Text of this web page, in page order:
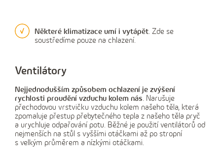
Některé klimatizace umí i vytápět. Zde se
soustředíme pouze na chlazení.
Ventilátory
Nejjednodušším způsobem ochlazení je zvýšení
rychlosti proudění vzduchu kolem nás. Narušuje
přechodovou vrstvičku vzduchu kolem našeho těla, která
zpomaluje přestup přebytečného tepla z našeho těla pryč
a urychluje odpařování potu. Běžné je použití ventilátorů od
nejmenších na stůl s vyššími otáčkami až po stropní
s velkým průměrem a nízkými otáčkami.